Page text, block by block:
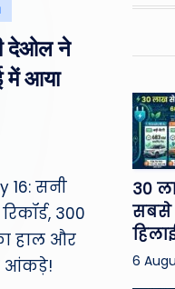
देओल ने
में आया
16: सनी
300
हाल और
आंकड़े!
30
सबसे
6